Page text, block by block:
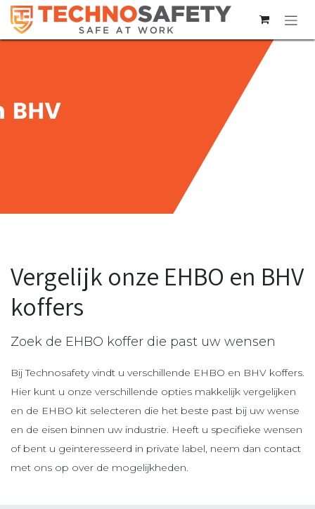
Overslaan naar inhoud
Vergelijk onze EHBO en BHV
koffers
Zoek de EHBO koffer die past uw wensen
Bij Technosafety vindt u verschillende EHBO en BHV koffers.
Hier kunt u onze verschillende opties makkelijk vergelijken
en de EHBO kit selecteren die het beste past bij uw wense
en de eisen binnen uw industrie. Heeft u specifieke wensen
of bent u geinteresseerd in private label, neem dan contact
met ons op over de mogelijkheden.